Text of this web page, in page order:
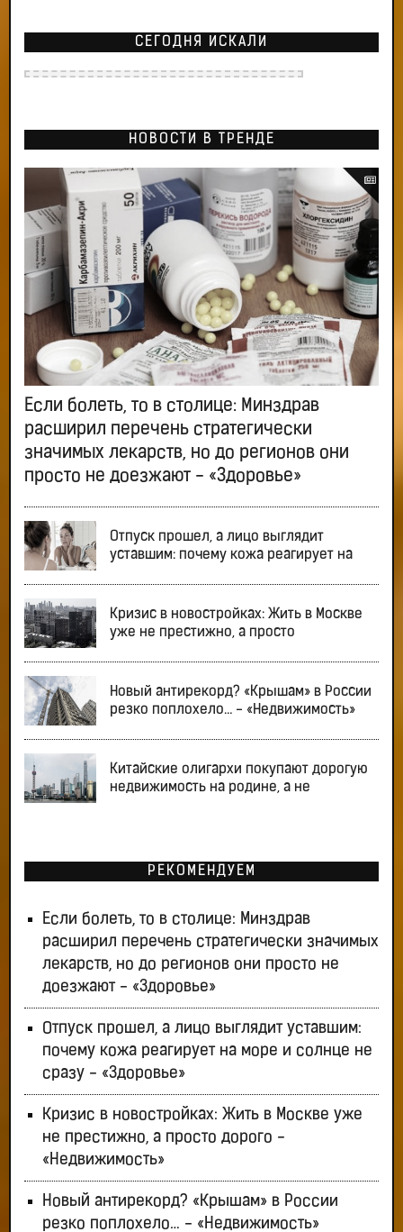
СЕГОДНЯ ИСКАЛИ
НОВОСТИ В ТРЕНДЕ
Если болеть, то в столице: Минздрав
расширил перечень стратегически
значимых лекарств, но до регионов они
просто не доезжают - «Здоровье»
Отпуск прошел, а лицо выглядит
уставшим: почему кожа реагирует на
Кризис в новостройках: Жить в Москве
уже не престижно, а просто
Новый антирекорд? «Крышам» в России
резко поплохело… - «Недвижимость»
Китайские олигархи покупают дорогую
недвижимость на родине, а не
РЕКОМЕНДУЕМ
Если болеть, то в столице: Минздрав
расширил перечень стратегически значимых
лекарств, но до регионов они просто не
доезжают - «Здоровье»
Отпуск прошел, а лицо выглядит уставшим:
почему кожа реагирует на море и солнце не
сразу - «Здоровье»
Кризис в новостройках: Жить в Москве уже
не престижно, а просто дорого -
«Недвижимость»
Новый антирекорд? «Крышам» в России
резко поплохело… - «Недвижимость»